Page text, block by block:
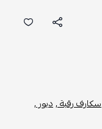
سكارف رقبة ,ديور ,